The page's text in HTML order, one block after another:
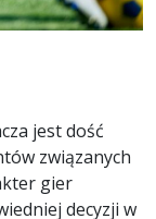
jest dość
związanych
gier
decyzji w